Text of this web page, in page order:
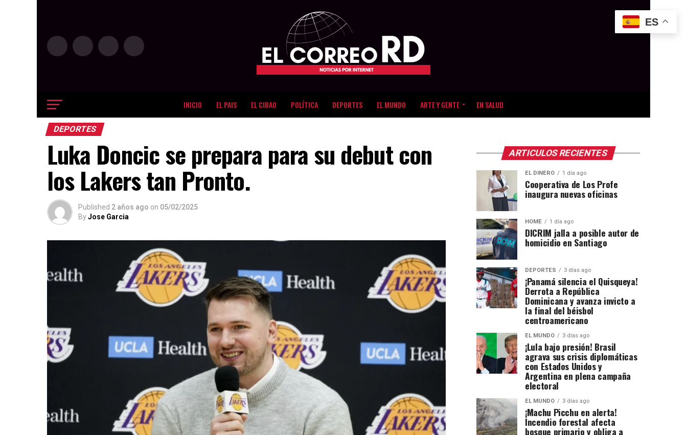
INICIO EL PAIS EL CIBAO POLÍTICA DEPORTES EL MUNDO ARTE Y GENTE EN SALUD
DEPORTES
Luka Doncic se prepara para su debut con
los Lakers tan Pronto.
Published 2 años ago on 05/02/2025
ByJose Garcia
ARTICULOS RECIENTES
EL DINERO 1 día ago
Cooperativa de Los Profe
inaugura nuevas oficinas
HOME 1 día ago
DICRIM jalla a posible autor de
homicidio en Santiago
DEPORTES 3 días ago
¡Panamá silencia el Quisqueya!
Derrota a República
Dominicana y avanza invicto a
la final del béisbol
centroamericano
EL MUNDO 3 días ago
¡Lula bajo presión! Brasil
agrava sus crisis diplomáticas
con Estados Unidos y
Argentina en plena campaña
electoral
EL MUNDO 3 días ago
¡Machu Picchu en alerta!
Incendio forestal afecta
bosque primario y obliga a
ES